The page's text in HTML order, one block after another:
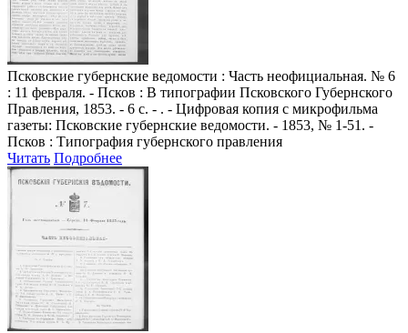
Псковские губернские ведомости : Часть неофициальная. № 6
: 11 февраля. - Псков : В типографии Псковского Губернского
Правления, 1853. - 6 с. - . - Цифровая копия с микрофильма
газеты: Псковские губернские ведомости. - 1853, № 1-51. -
Псков : Типография губернского правления
Читать Подробнее